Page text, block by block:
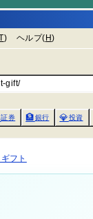
) ヘルプ( H)
gift/
証券 🏦銀行 💎投資
フト